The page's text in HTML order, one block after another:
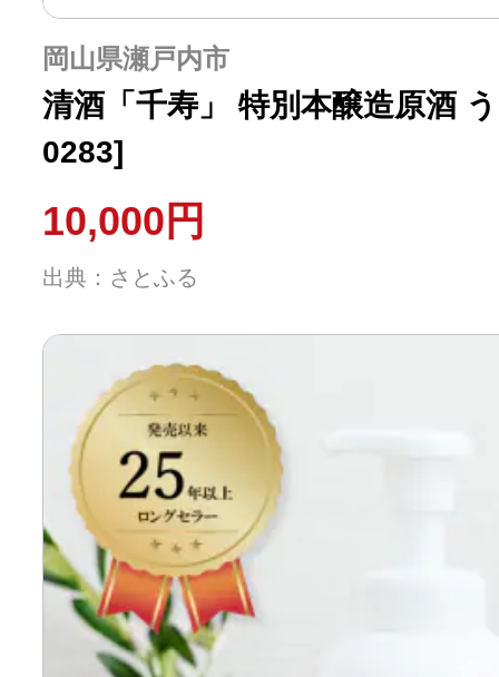
岡山県瀬戸内市
清酒「千寿」 特別本醸造原酒
0283]
10,000円
出典：さとふる